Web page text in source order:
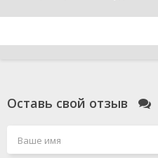
Оставь свой отзыв